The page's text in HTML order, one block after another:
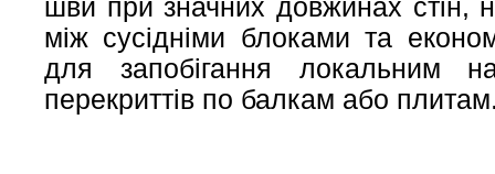
шви при значних довжинах стін,
між сусідніми блоками та
для запобігання локальним
перекриттів по балкам або